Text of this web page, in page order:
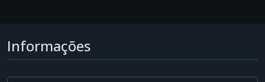
Informações